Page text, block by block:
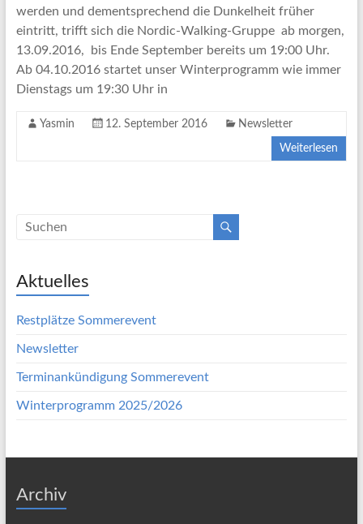
werden und dementsprechend die Dunkelheit früher
eintritt, trifft sich die Nordic-Walking-Gruppe ab morgen,
13.09.2016, bis Ende September bereits um 19:00 Uhr.
Ab 04.10.2016 startet unser Winterprogramm wie immer
Dienstags um 19:30 Uhr in
Yasmin 12. September 2016 Newsletter
Weiterlesen
Aktuelles
Restplätze Sommerevent
Newsletter
Terminankündigung Sommerevent
Winterprogramm 2025/2026
Archiv